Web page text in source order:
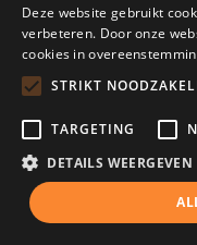
Deze website gebruikt
verbeteren. Door onze
cookies in
STRIKT
TARGETING
DETAILS WEERGEVEN